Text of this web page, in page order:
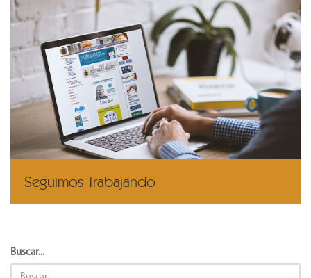
Seguimos Trabajando
Buscar...